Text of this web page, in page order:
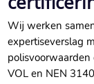
Wij werken
expertiseverslag
VOL en NEN